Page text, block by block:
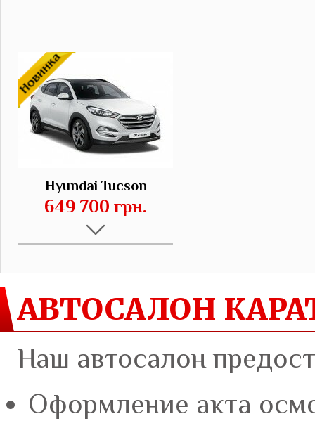
Hyundai Tucson
649 700 грн.
АВТОСАЛОН
Наш автосалон
Оформление акта